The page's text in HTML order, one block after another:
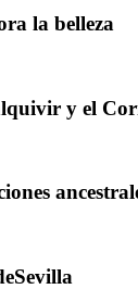
la belleza
y el